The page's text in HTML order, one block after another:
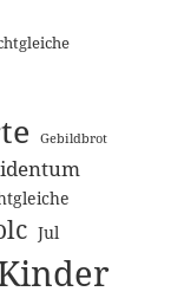
Gebildbrot
Jul